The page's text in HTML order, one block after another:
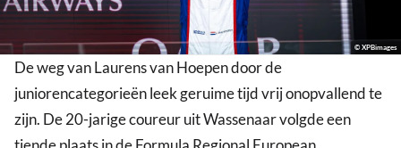
© XPBimages
De weg van Laurens van Hoepen door de
juniorencategorieën leek geruime tijd vrij onopvallend te
zijn. De 20-jarige coureur uit Wassenaar volgde een